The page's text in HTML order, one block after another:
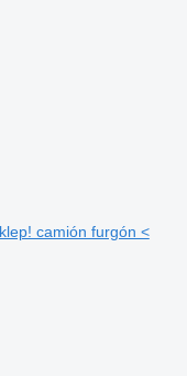
camión furgón <